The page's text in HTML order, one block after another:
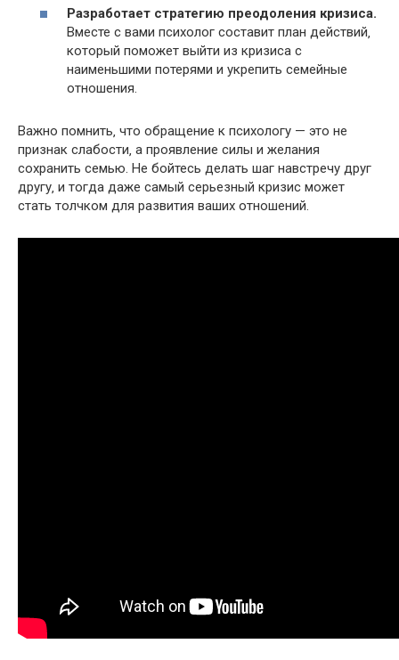
Разработает стратегию преодоления кризиса.​
Вместе с вами психолог составит план действий‚
который поможет выйти из кризиса с
наименьшими потерями и укрепить семейные
отношения.​
Важно помнить‚ что обращение к психологу — это не
признак слабости‚ а проявление силы и желания
сохранить семью.​ Не бойтесь делать шаг навстречу друг
другу‚ и тогда даже самый серьезный кризис может
стать толчком для развития ваших отношений.​